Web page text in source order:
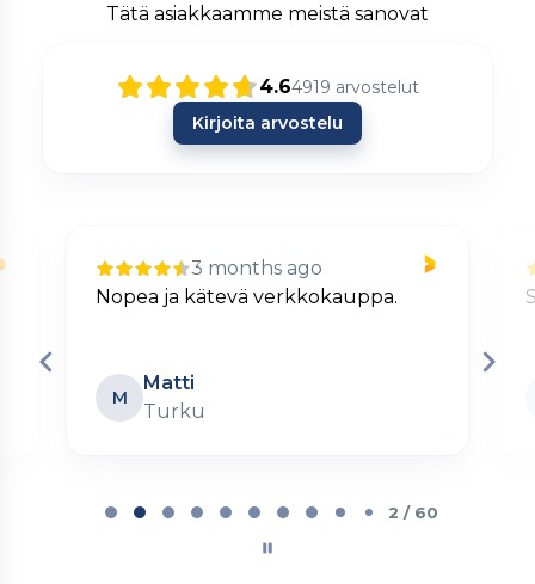
Tätä asiakkaamme meistä sanovat
4.64919 arvostelut
Kirjoita arvostelu
3 months ago
Nopea ja kätevä verkkokauppa.
M
Matti
Turku
2 / 60